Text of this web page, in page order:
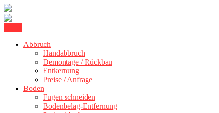
content
Betonschneiden Stuttgart
+ 300 kmAbbruch
Handabbruch
Demontage / Rückbau
Entkernung
Preise / Anfrage
Boden
Fugen schneiden
Bodenbelag-Entfernung